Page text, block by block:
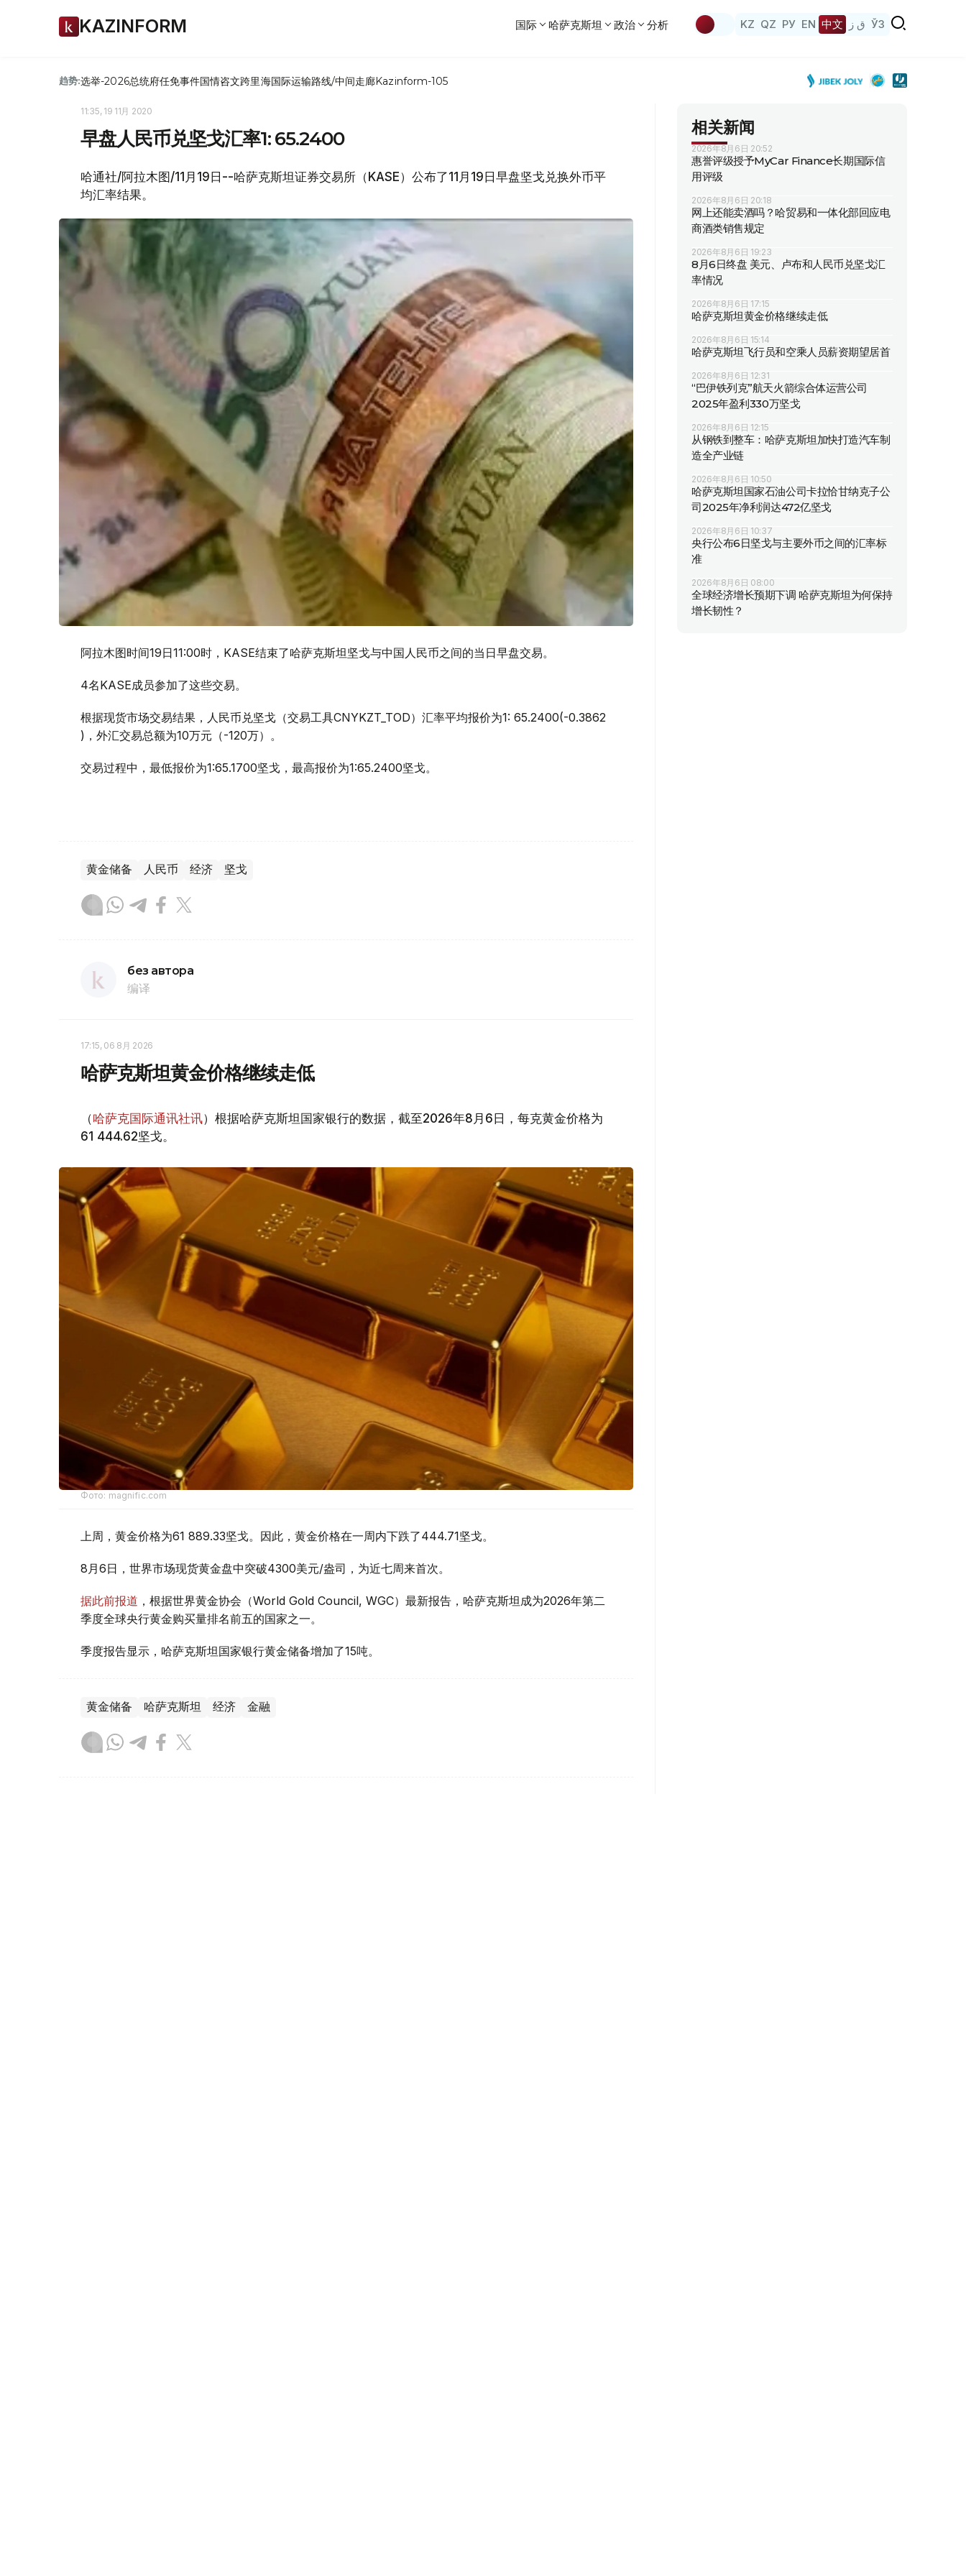
KAZINFORM 国际 哈萨克斯坦 政治 分析 KZ QZ РУ EN 中文 ق ز ЎЗ
趋势:选举-2026总统府任免事件国情咨文跨里海国际运输路线/中间走廊Kazinform-105
11:35, 19 11月 2020
早盘人民币兑坚戈汇率1: 65.2400
哈通社/阿拉木图/11月19日--哈萨克斯坦证券交易所（KASE）公布了11月19日早盘坚戈兑换外币平
均汇率结果。
阿拉木图时间19日11:00时，KASE结束了哈萨克斯坦坚戈与中国人民币之间的当日早盘交易。
4名KASE成员参加了这些交易。
根据现货市场交易结果，人民币兑坚戈（交易工具CNYKZT_TOD）汇率平均报价为1: 65.2400(-0.3862
)，外汇交易总额为10万元（-120万）。
交易过程中，最低报价为1:65.1700坚戈，最高报价为1:65.2400坚戈。
黄金储备 人民币 经济 坚戈
без автора
编译
17:15, 06 8月 2026
哈萨克斯坦黄金价格继续走低
（哈萨克国际通讯社讯）根据哈萨克斯坦国家银行的数据，截至2026年8月6日，每克黄金价格为
61 444.62坚戈。
Фото: magnific.com
上周，黄金价格为61 889.33坚戈。因此，黄金价格在一周内下跌了444.71坚戈。
8月6日，世界市场现货黄金盘中突破4300美元/盎司，为近七周来首次。
据此前报道 ，根据世界黄金协会（World Gold Council, WGC）最新报告，哈萨克斯坦成为2026年第二
季度全球央行黄金购买量排名前五的国家之一。
季度报告显示，哈萨克斯坦国家银行黄金储备增加了15吨。
黄金储备 哈萨克斯坦 经济 金融
相关新闻
2026年8月6日 20:52
惠誉评级授予MyCar Finance长期国际信
用评级
2026年8月6日 20:18
网上还能卖酒吗？哈贸易和一体化部回应电
商酒类销售规定
2026年8月6日 19:23
8月6日终盘 美元、卢布和人民币兑坚戈汇
率情况
2026年8月6日 17:15
哈萨克斯坦黄金价格继续走低
2026年8月6日 15:14
哈萨克斯坦飞行员和空乘人员薪资期望居首
2026年8月6日 12:31
“巴伊铁列克”航天火箭综合体运营公司
2025年盈利330万坚戈
2026年8月6日 12:15
从钢铁到整车：哈萨克斯坦加快打造汽车制
造全产业链
2026年8月6日 10:50
哈萨克斯坦国家石油公司卡拉恰甘纳克子公
司2025年净利润达472亿坚戈
2026年8月6日 10:37
央行公布6日坚戈与主要外币之间的汇率标
准
2026年8月6日 08:00
全球经济增长预期下调 哈萨克斯坦为何保持
增长韧性？